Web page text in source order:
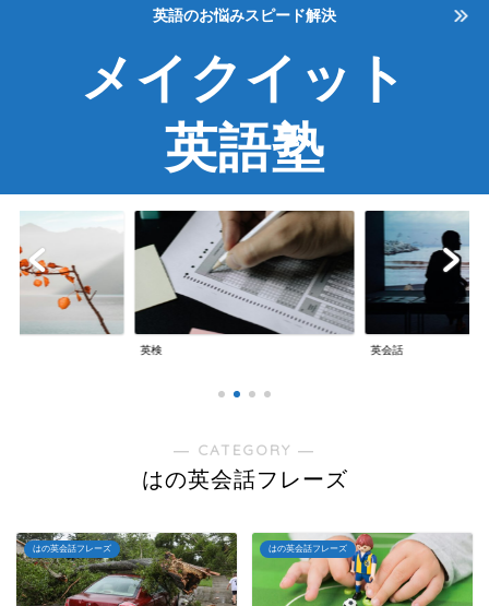
英語のお悩みスピード解決
メイクイット
英語塾
英検 英会話
― CATEGORY ―
はの英会話フレーズ
はの英会話フレーズ はの英会話フレーズ